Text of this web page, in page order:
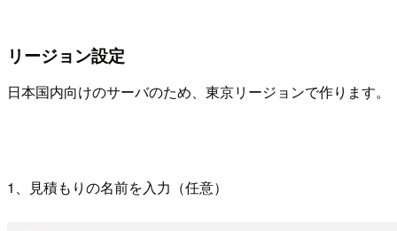
リージョン設定
日本国内向けのサーバのため、東京リージョンで作ります。
1、見積もりの名前を入力（任意）